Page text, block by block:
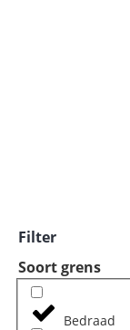
Filter
Soort grens
Bedraad